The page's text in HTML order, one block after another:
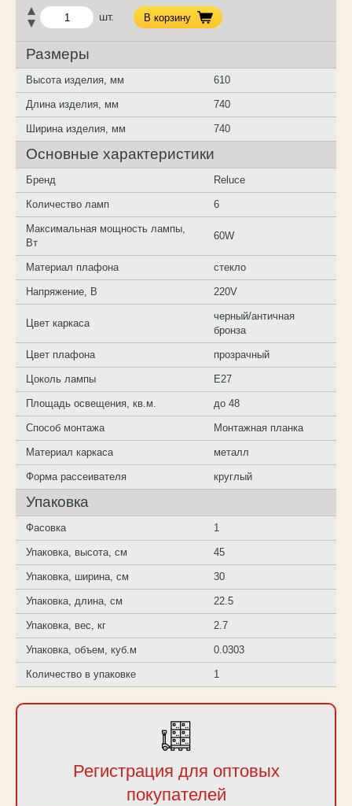
шт. В корзину
Размеры
Высота изделия, мм 610
Длина изделия, мм 740
Ширина изделия, мм 740
Основные характеристики
Бренд Reluce
Количество ламп 6
Максимальная мощность лампы,
Вт
60W
Материал плафона стекло
Напряжение, В 220V
Цвет каркаса
черный/античная
бронза
Цвет плафона прозрачный
Цоколь лампы E27
Площадь освещения, кв.м. до 48
Способ монтажа Монтажная планка
Материал каркаса металл
Форма рассеивателя круглый
Упаковка
Фасовка 1
Упаковка, высота, см 45
Упаковка, ширина, см 30
Упаковка, длина, см 22.5
Упаковка, вес, кг 2.7
Упаковка, объем, куб.м 0.0303
Количество в упаковке 1
Регистрация для оптовых
покупателей